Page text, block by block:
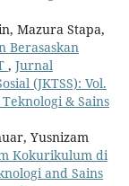
Mazura Stapa,
Berasaskan
, Jurnal
(JKTSS): Vol.
& Sains
Yusnizam
Kokurikulum di
and Sains